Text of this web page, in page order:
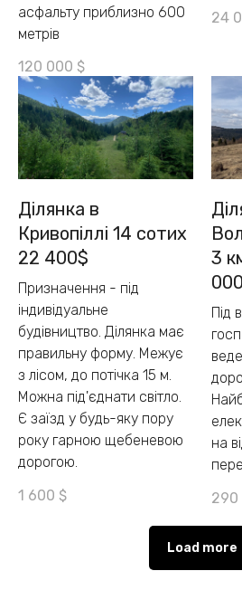
асфальту приблизно 600
метрів
120 000 $
24
Ділянка в
Кривопіллі 14 сотих
22 400$
Призначення - під
індивідуальне
будівництво. Ділянка має
правильну форму. Межує
з лісом, до потічка 15 м.
Можна під'єднати світло.
Є заїзд у будь-яку пору
року гарною щебеневою
дорогою.
1 600 $
3
Під
на
290
Load more